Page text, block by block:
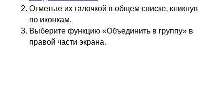
Отметьте их галочкой в общем списке, кликнув
по иконкам.
Выберите функцию «Объединить в группу» в
правой части экрана.